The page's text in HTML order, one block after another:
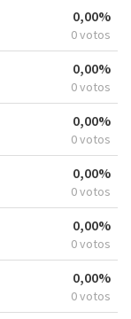
0,00%
0 votos
0,00%
0 votos
0,00%
0 votos
0,00%
0 votos
0,00%
0 votos
0,00%
0 votos